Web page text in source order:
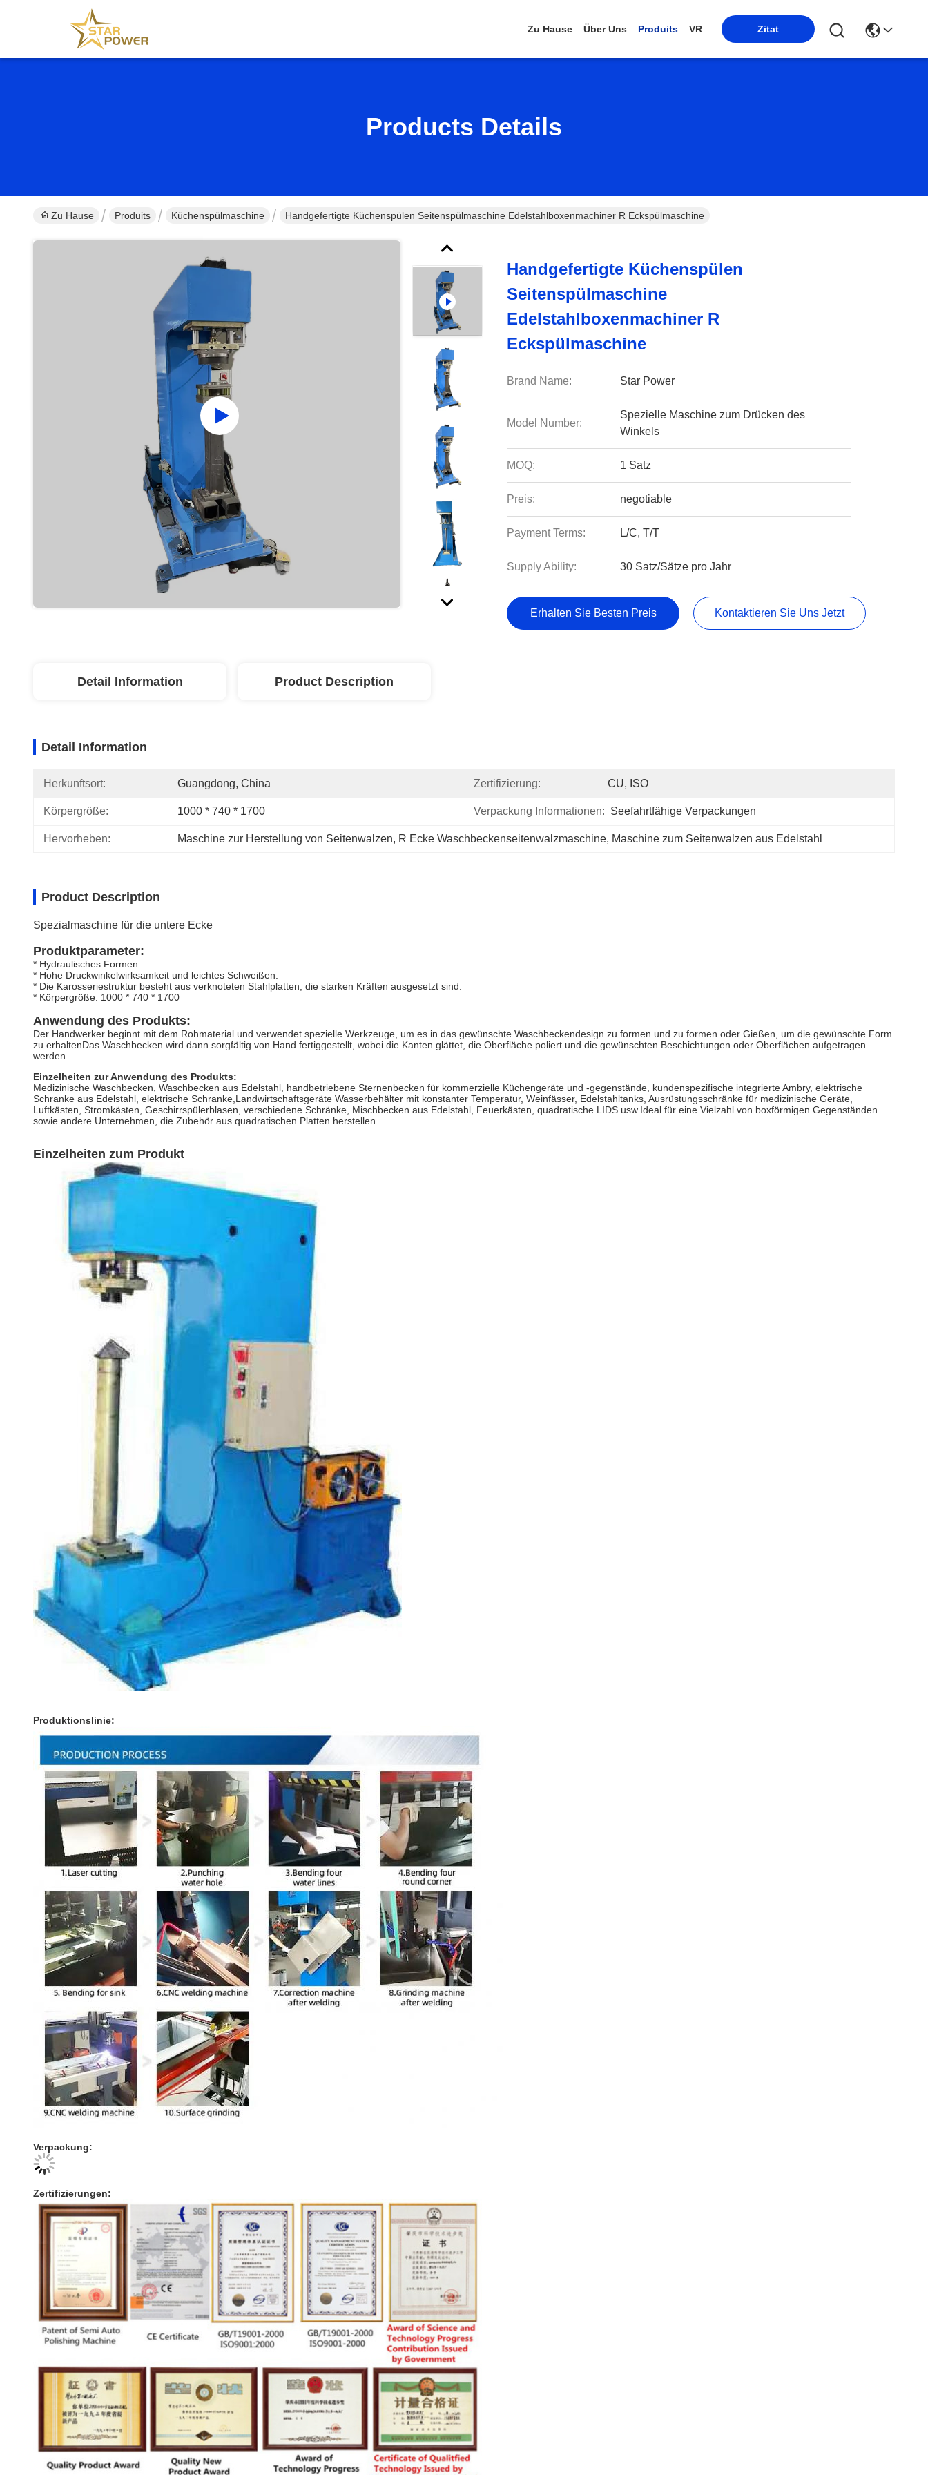
Zu Hause Über Uns Produits VR Zitat
Products Details
Zu Hause Produits Küchenspülmaschine Handgefertigte Küchenspülen Seitenspülmaschine Edelstahlboxenmachiner R Eckspülmaschine
Handgefertigte Küchenspülen
Seitenspülmaschine
Edelstahlboxenmachiner R
Eckspülmaschine
Brand Name: Star Power
Model Number:
Spezielle Maschine zum Drücken des
Winkels
MOQ: 1 Satz
Preis: negotiable
Payment Terms: L/C, T/T
Supply Ability: 30 Satz/Sätze pro Jahr
Erhalten Sie Besten Preis Kontaktieren Sie Uns Jetzt
Detail Information Product Description
Detail Information
Herkunftsort: Guangdong, China Zertifizierung: CU, ISO
Körpergröße: 1000 * 740 * 1700 Verpackung Informationen: Seefahrtfähige Verpackungen
Hervorheben: Maschine zur Herstellung von Seitenwalzen, R Ecke Waschbeckenseitenwalzmaschine, Maschine zum Seitenwalzen aus Edelstahl
Product Description
Spezialmaschine für die untere Ecke
Produktparameter:
* Hydraulisches Formen.
* Hohe Druckwinkelwirksamkeit und leichtes Schweißen.
* Die Karosseriestruktur besteht aus verknoteten Stahlplatten, die starken Kräften ausgesetzt sind.
* Körpergröße: 1000 * 740 * 1700
Anwendung des Produkts:
Der Handwerker beginnt mit dem Rohmaterial und verwendet spezielle Werkzeuge, um es in das gewünschte Waschbeckendesign zu formen und zu formen.oder Gießen, um die gewünschte Form
zu erhaltenDas Waschbecken wird dann sorgfältig von Hand fertiggestellt, wobei die Kanten glättet, die Oberfläche poliert und die gewünschten Beschichtungen oder Oberflächen aufgetragen
werden.
Einzelheiten zur Anwendung des Produkts:
Medizinische Waschbecken, Waschbecken aus Edelstahl, handbetriebene Sternenbecken für kommerzielle Küchengeräte und -gegenstände, kundenspezifische integrierte Ambry, elektrische
Schranke aus Edelstahl, elektrische Schranke,Landwirtschaftsgeräte Wasserbehälter mit konstanter Temperatur, Weinfässer, Edelstahltanks, Ausrüstungsschränke für medizinische Geräte,
Luftkästen, Stromkästen, Geschirrspülerblasen, verschiedene Schränke, Mischbecken aus Edelstahl, Feuerkästen, quadratische LIDS usw.Ideal für eine Vielzahl von boxförmigen Gegenständen
sowie andere Unternehmen, die Zubehör aus quadratischen Platten herstellen.
Einzelheiten zum Produkt
Produktionslinie:
Verpackung:
Zertifizierungen: